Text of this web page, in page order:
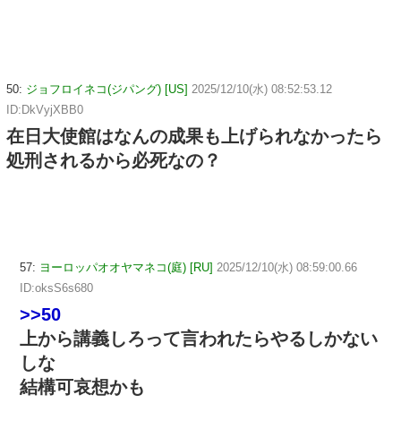
50: ジョフロイネコ(ジパング) [US] 2025/12/10(水) 08:52:53.12
ID:DkVyjXBB0
在日大使館はなんの成果も上げられなかったら
処刑されるから必死なの？
57: ヨーロッパオオヤマネコ(庭) [RU] 2025/12/10(水) 08:59:00.66
ID:oksS6s680
>>50
上から講義しろって言われたらやるしかない
しな
結構可哀想かも